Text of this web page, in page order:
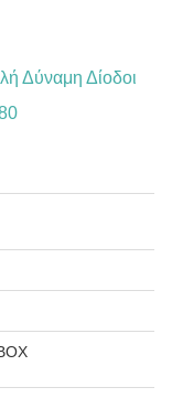
Δύναμη Δίοδοι